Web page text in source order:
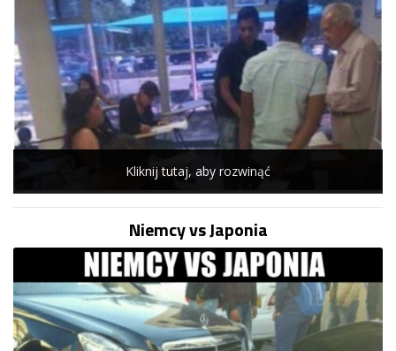
Kliknij tutaj, aby rozwinąć
Niemcy vs Japonia